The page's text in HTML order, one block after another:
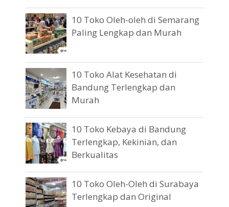
10 Toko Oleh-oleh di Semarang
Paling Lengkap dan Murah
10 Toko Alat Kesehatan di
Bandung Terlengkap dan
Murah
10 Toko Kebaya di Bandung
Terlengkap, Kekinian, dan
Berkualitas
10 Toko Oleh-Oleh di Surabaya
Terlengkap dan Original